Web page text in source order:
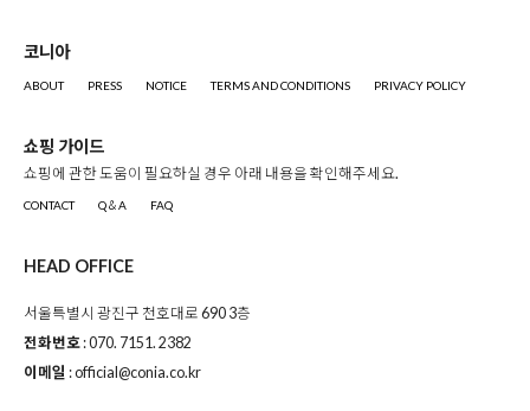
코니아
ABOUT PRESS NOTICE TERMS AND CONDITIONS PRIVACY POLICY
쇼핑 가이드
쇼핑에 관한 도움이 필요하실 경우 아래 내용을 확인해주세요.
CONTACT Q＆A FAQ
HEAD OFFICE
서울특별시 광진구 천호대로 690 3층
전화번호 : 070. 7151. 2382
이메일 : official@conia.co.kr